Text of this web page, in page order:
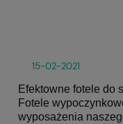
15-02-2021
Efektowne fotele do
Fotele
wyposażenia